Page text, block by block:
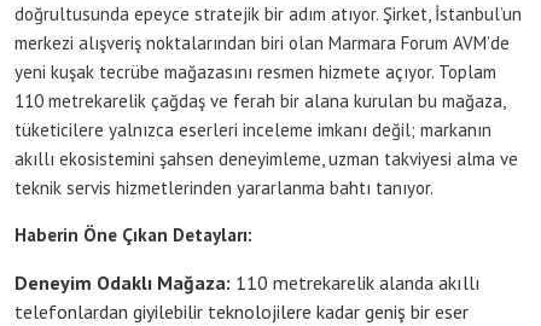
doğrultusunda epeyce stratejik bir adım atıyor. Şirket, İstanbul’un
merkezi alışveriş noktalarından biri olan Marmara Forum AVM’de
yeni kuşak tecrübe mağazasını resmen hizmete açıyor. Toplam
110 metrekarelik çağdaş ve ferah bir alana kurulan bu mağaza,
tüketicilere yalnızca eserleri inceleme imkanı değil; markanın
akıllı ekosistemini şahsen deneyimleme, uzman takviyesi alma ve
teknik servis hizmetlerinden yararlanma bahtı tanıyor.
Haberin Öne Çıkan Detayları:
Deneyim Odaklı Mağaza: 110 metrekarelik alanda akıllı
telefonlardan giyilebilir teknolojilere kadar geniş bir eser